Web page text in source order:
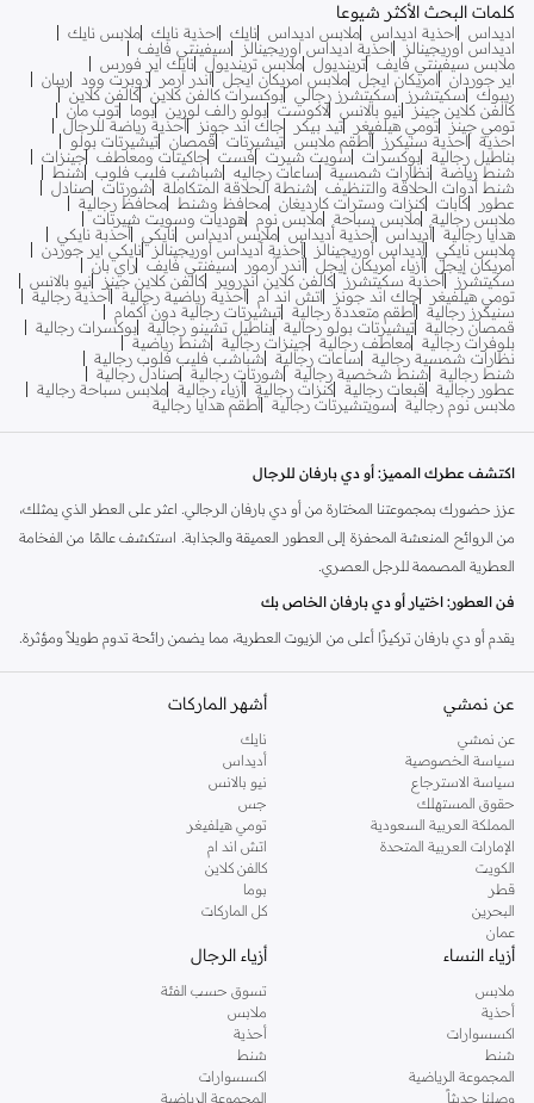
كلمات البحث الأكثر شيوعا
اديداس احذية اديداس ملابس اديداس نايك احذية نايك ملابس نايك
اديداس اوريجينالز
احذية اديداس اوريجينالز
سيفينتي فايف
ملابس سيفينتي فايف ترينديول ملابس ترينديول نايك اير فورس
اير جوردان
امريكان ايجل ملابس امريكان ايجل اندر ارمر روبرت وود
ريبان
ريبوك
سكيتشرز سكيتشرز رجالي بوكسرات كالفن كلاين كالفن كلاين
كالفن كلاين جينز نيو بالانس لاكوست بولو رالف لورين بوما
توب مان
تومي جينز تومي هيلفيغر تيد بيكر جاك اند جونز
أحذية رياضة للرجال
احذية
احذية سنيكرز أطقم ملابس تيشيرتات قمصان تيشيرتات بولو
بناطيل رجالية بوكسرات سويت شيرت فست جاكيتات ومعاطف جينزات
شنط رياضة نظارات شمسية ساعات رجاليه شباشب فليب فلوب
شنط
شنط أدوات الحلاقة والتنظيف
شنطة الحلاقة المتكاملة شورتات صنادل
عطور
كابات كنزات وسترات كارديغان محافظ وشنط
محافظ رجالية
ملابس رجالية ملابس سباحة ملابس نوم
هوديات وسويت شيرتات
هدايا رجالية أديداس أحذية أديداس ملابس أديداس نايكي أحذبة نايكي
ملابس نايكي أديداس أوريجينالز أحذية أديداس أوريجينالز
نايكي اير جوردن
أمريكان إيجل أزياء أمريكان إيجل أندر آرمور سيفنتي فايف راي بان
سكيتشرز
أحذية سكيتشرز كالفن كلاين اندروير كالفن كلاين جينز
نيو بالانس
تومي هيلفيغر
جاك اند جونز اتش اند ام أحذية رياضية رجالية أحذية رجالية
سنيكرز رجالية أطقم متعددة رجالية تيشيرتات رجالية دون أكمام
قمصان رجالية تيشيرتات بولو رجالية بناطيل تشينو رجالية بوكسرات رجالية
بلوفرات رجالية معاطف رجالية جينزات رجالية
شنط رياضية
نظارات شمسية رجالية
ساعات رجالية
شباشب فليب فلوب رجالية
شنط رجالية
شنط شخصية رجالية شورتات رجالية صنادل رجالية
عطور رجالية
قبعات رجالية كنزات رجالية أزياء رجالية ملابس سباحة رجالية
ملابس نوم رجالية
سويتشيرتات رجالية أطقم هدايا رجالية
اكتشف عطرك المميز: أو دي بارفان للرجال
عزز حضورك بمجموعتنا المختارة من أو دي بارفان الرجالي. اعثر على العطر الذي يمثلك،
من الروائح المنعشة المحفزة إلى العطور العميقة والجذابة. استكشف عالمًا من الفخامة
العطرية المصممة للرجل العصري.
فن العطور: اختيار أو دي بارفان الخاص بك
يقدم أو دي بارفان تركيزًا أعلى من الزيوت العطرية، مما يضمن رائحة تدوم طويلاً ومؤثرة.
الذي ترغب في تركه.
عائلات العطور للاستكشاف
منعش وحمضي:
مثالي للاستخدام النهاري ولإحساس نظيف ومليء بالحيوية. فكر
في روائح البرغموت والليمون والروائح المائية.
خشبي وحار: مثالي للمساء أو الأشهر الباردة، يوفر الدفء والرقي. ابحث عن خشب
الصندل وخشب الأرز والفلفل والعنبر.
شرقي وعنبري:
غنية وغريبة، تخلق هذه الروائح أثرًا لا يُنسى وحسيًا. تشمل المكونات
الفانيليا والمسك والبخور.
عطري وفوجير:
مزيج كلاسيكي غالبًا ما يشتمل على اللافندر وطحلب السنديان
والكومارين، مما يوفر جاذبية ذكورية خالدة.
لماذا تختار أو دي بارفان؟
يوفر أو دي بارفان ثباتًا أطول مقارنة بـ أو دي تواليت أو سبراي الجسم. بضع رشات كافية
لتدوم طوال اليوم أو الليل، مما يجعله خيارًا فعالاً من حيث التكلفة على المدى الطويل.
عن نمشي
عن نمشي
سياسة الخصوصية
سياسة الاسترجاع
حقوق المستهلك
المملكة العربية السعودية
الإمارات العربية المتحدة
الكويت
قطر
البحرين
عمان
أشهر الماركات
نايك
أديداس
نيو بالانس
جس
تومي هيلفيغر
اتش اند ام
كالفن كلاين
بوما
كل الماركات
أزياء النساء
ملابس
أحذية
اكسسوارات
شنط
المجموعة الرياضية
وصلنا حديثاً
أزياء الرجال
تسوق حسب الفئة
ملابس
أحذية
شنط
اكسسوارات
المجموعة الرياضية